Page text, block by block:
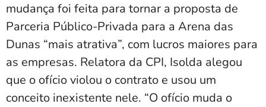
mudança foi feita para tornar a proposta de
Parceria Público-Privada para a Arena das
Dunas “mais atrativa”, com lucros maiores para
as empresas. Relatora da CPI, Isolda alegou
que o ofício violou o contrato e usou um
conceito inexistente nele. “O ofício muda o